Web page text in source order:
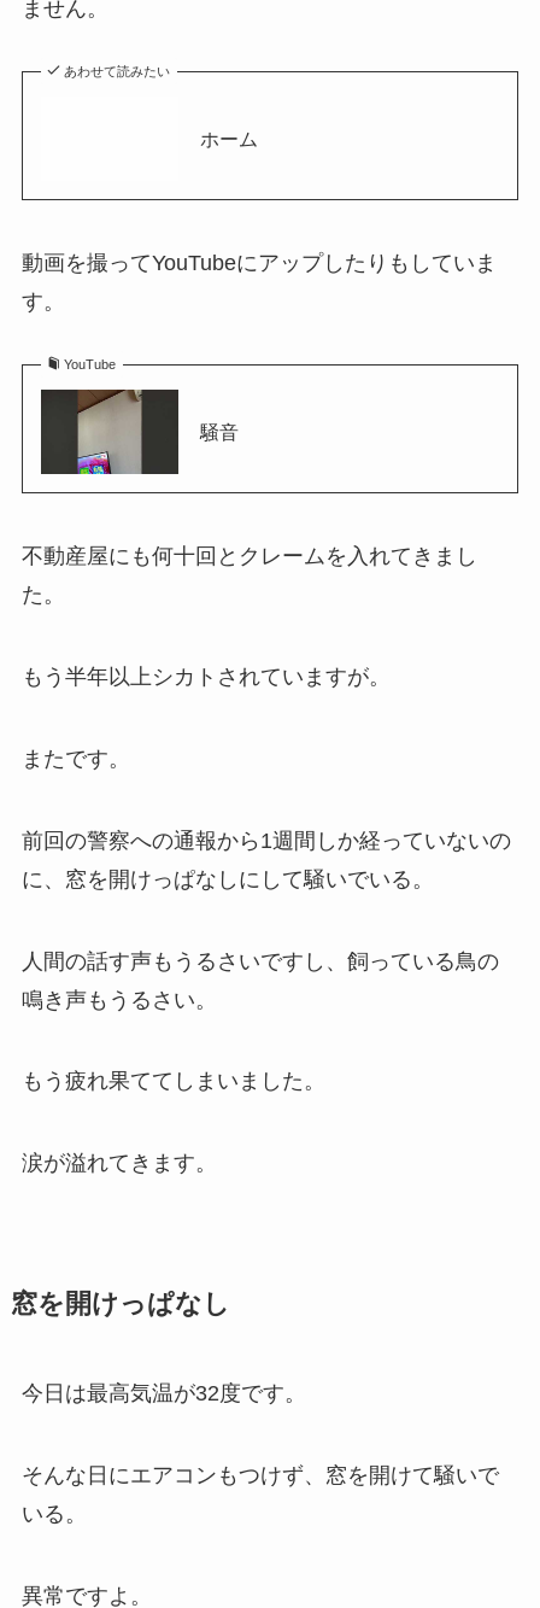
ません。
あわせて読みたい
ホーム
動画を撮ってYouTubeにアップしたりもしていま
す。
YouTube
騒音
不動産屋にも何十回とクレームを入れてきまし
た。
もう半年以上シカトされていますが。
またです。
前回の警察への通報から1週間しか経っていないの
に、窓を開けっぱなしにして騒いでいる。
人間の話す声もうるさいですし、飼っている鳥の
鳴き声もうるさい。
もう疲れ果ててしまいました。
涙が溢れてきます。
窓を開けっぱなし
今日は最高気温が32度です。
そんな日にエアコンもつけず、窓を開けて騒いで
いる。
異常ですよ。